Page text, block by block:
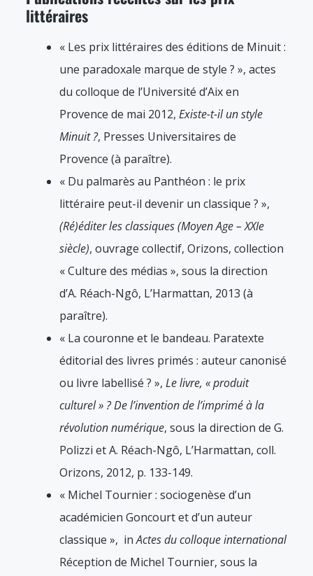
littéraires
« Les prix littéraires des éditions de Minuit :
une paradoxale marque de style ? », actes
du colloque de l’Université d’Aix en
Provence de mai 2012, Existe-t-il un style
Minuit ?, Presses Universitaires de
Provence (à paraître).
« Du palmarès au Panthéon : le prix
littéraire peut-il devenir un classique ? »,
(Ré)éditer les classiques (Moyen Age – XXIe
siècle), ouvrage collectif, Orizons, collection
« Culture des médias », sous la direction
d’A. Réach-Ngô, L’Harmattan, 2013 (à
paraître).
« La couronne et le bandeau. Paratexte
éditorial des livres primés : auteur canonisé
ou livre labellisé ? », Le livre, « produit
culturel » ? De l’invention de l’imprimé à la
révolution numérique, sous la direction de G.
Polizzi et A. Réach-Ngô, L’Harmattan, coll.
Orizons, 2012, p. 133-149.
« Michel Tournier : sociogenèse d’un
académicien Goncourt et d’un auteur
classique », inActes du colloque international
Réception de Michel Tournier, sous la